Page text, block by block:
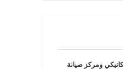
ومركز صيانة